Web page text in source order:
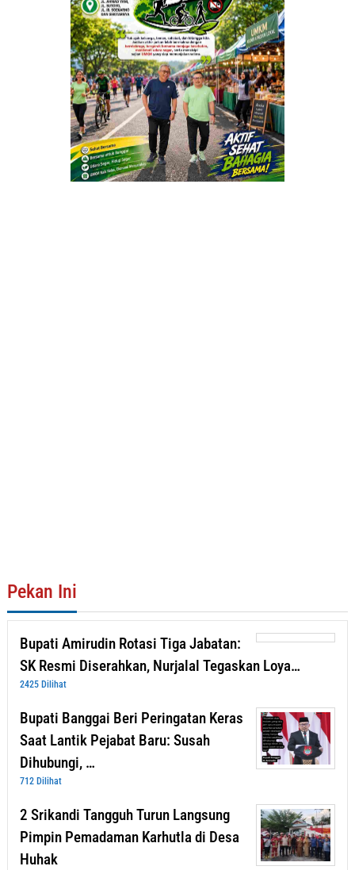
Pekan Ini
Bupati Amirudin Rotasi Tiga Jabatan:
SK Resmi Diserahkan, Nurjalal Tegaskan Loya…
2425 Dilihat
Bupati Banggai Beri Peringatan Keras
Saat Lantik Pejabat Baru: Susah
Dihubungi, …
712 Dilihat
2 Srikandi Tangguh Turun Langsung
Pimpin Pemadaman Karhutla di Desa
Huhak